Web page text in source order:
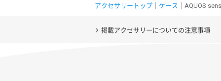
アクセサリートップ ケース ｜AQUOS
掲載アクセサリーについての注意事項